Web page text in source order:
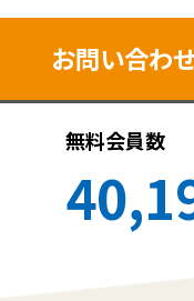
お問い合わ
無料会員数